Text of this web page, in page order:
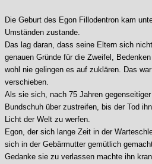
Die Geburt des Egon Fillodentron kam
Umständen zustande.
Das lag daran, dass seine Eltern sich
genauen Gründe für die Zweifel,
wohl nie gelingen es auf zuklären. Das
verschieben.
Als sie sich, nach 75 Jahren
Bundschuh über zustreifen, bis der Tod
Licht der Welt zu werfen.
Egon, der sich lange Zeit in der
sich in der Gebärmutter gemütlich
Gedanke sie zu verlassen machte ihn